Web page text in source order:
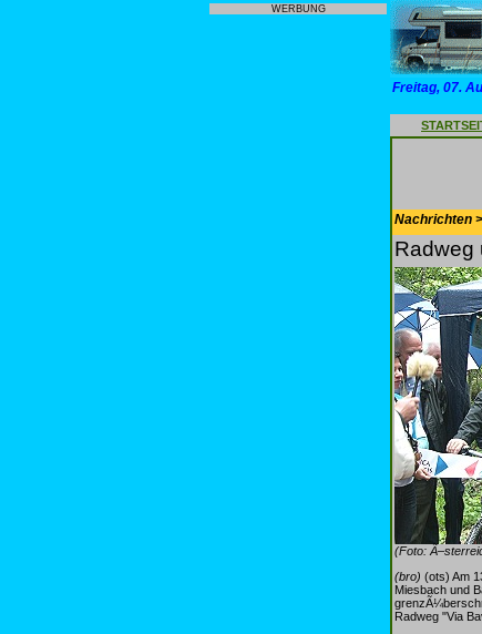
WERBUNG
Freitag, 07.
Nachrichten
Radweg
(Foto:
(bro) (ots) Am
Miesbach und
Radweg "Via